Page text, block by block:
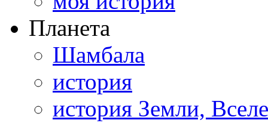
Планета
Шамбала
история
история Земли,